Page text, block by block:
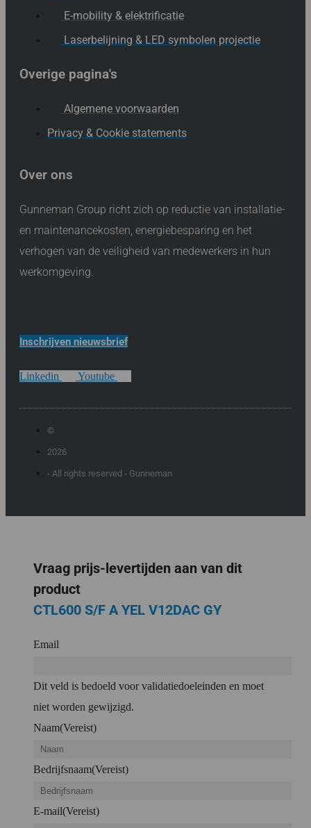
E-mobility & elektrificatie
Laserbelijning & LED symbolen projectie
Overige pagina's
Algemene voorwaarden
Privacy & Cookie statements
Over ons
Gunneman Group richt zich op reductie van installatie-
en maintenancekosten, energiebesparing en het
verhogen van de veiligheid van medewerkers in hun
werkomgeving.
Inschrijven nieuwsbrief
Linkedin Youtube
©
2026
- All rights reserved - Gunneman
Vraag prijs-levertijden aan van dit
product
CTL600 S/F A YEL V12DAC GY
Email
Dit veld is bedoeld voor validatiedoeleinden en moet
niet worden gewijzigd.
Naam(Vereist)
Bedrijfsnaam(Vereist)
E-mail(Vereist)